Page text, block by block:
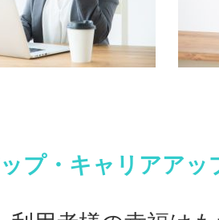
プ・キャリアアッ